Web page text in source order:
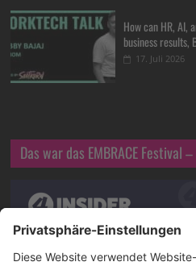
How can HR, AI,
business results,
17. Juli 2026
Das war das EMBRACE Festival